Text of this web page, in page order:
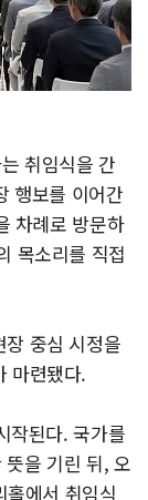
취임식을 간
행보를 이어간
차례로 방문하
목소리를 직접
중심 시정을
마련됐다.
작된다. 국가를
을 기린 뒤, 오
에서 취임식